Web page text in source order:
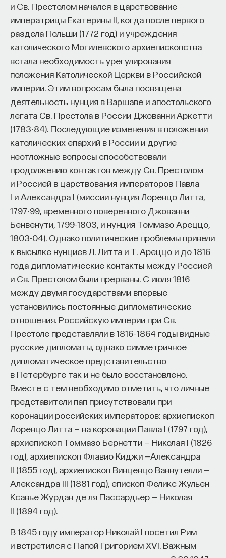
и Св. Престолом начался в царствование
императрицы Екатерины II, когда после первого
раздела Польши (1772 год) и учреждения
католического Могилевского архиепископства
встала необходимость урегулирования
положения Католической Церкви в Российской
империи. Этим вопросам была посвящена
деятельность нунция в Варшаве и апостольского
легата Св. Престола в России Джованни Аркетти
(1783-84). Последующие изменения в положении
католических епархий в России и другие
неотложные вопросы способствовали
продолжению контактов между Св. Престолом
и Россией в царствования императоров Павла
I и Александра I (миссии нунция Лоренцо Литта,
1797-99, временного поверенного Джованни
Бенвенути, 1799-1803, и нунция Томмазо Ареццо,
1803-04). Однако политические проблемы привели
к высылке нунциев Л. Литта и Т. Ареццо и до 1816
года дипломатические контакты между Россией
и Св. Престолом были прерваны. С июля 1816
между двумя государствами впервые
установились постоянные дипломатические
отношения. Российскую империи при Св.
Престоле представляли в 1816–1864 годы видные
русские дипломаты, однако симметричное
дипломатическое представительство
в Петербурге так и не было восстановлено.
Вместе с тем необходимо отметить, что личные
представители пап присутствовали при
коронации российских императоров: архиепископ
Лоренцо Литта — на коронации Павла I (1797 год),
архиепископ Томмазо Бернетти — Николая I (1826
год), архиепископ Флавио Киджи —Александра
II (1855 год), архиепископ Винценцо Ваннутелли —
Александра III (1881 год), епископ Феликс Жульен
Ксавье Журдан де ля Пассардьер — Николая
II (1894 год).
В 1845 году император Николай I посетил Рим
и встретился с Папой Григорием XVI. Важным